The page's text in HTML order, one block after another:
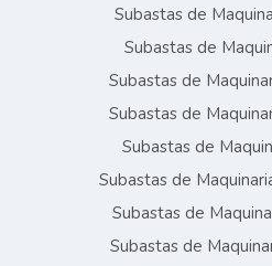
Subastas de
Subastas de
Subastas de
Subastas de
Subastas de
Subastas de
Subastas de
Subastas de